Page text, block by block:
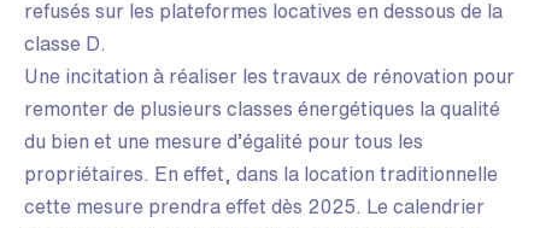
refusés sur les plateformes locatives en dessous de la
classe D.
Une incitation à réaliser les travaux de rénovation pour
remonter de plusieurs classes énergétiques la qualité
du bien et une mesure d’égalité pour tous les
propriétaires. En effet, dans la location traditionnelle
cette mesure prendra effet dès 2025. Le calendrier